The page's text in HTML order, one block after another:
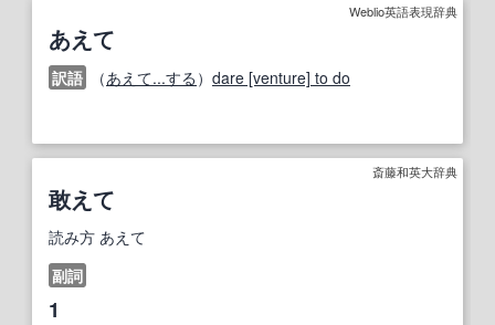
Weblio英語表現辞典
あえて
訳語 （あえて...する ） dare [venture] to do
斎藤和英大辞典
敢えて
読み方 あえて
副詞
1